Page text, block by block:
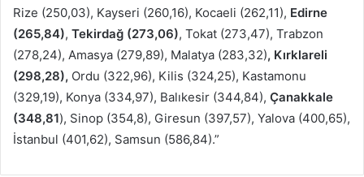
Rize (250,03), Kayseri (260,16), Kocaeli (262,11), Edirne
(265,84), Tekirdağ (273,06), Tokat (273,47), Trabzon
(278,24), Amasya (279,89), Malatya (283,32), Kırklareli
(298,28), Ordu (322,96), Kilis (324,25), Kastamonu
(329,19), Konya (334,97), Balıkesir (344,84), Çanakkale
(348,81), Sinop (354,8), Giresun (397,57), Yalova (400,65),
İstanbul (401,62), Samsun (586,84).”